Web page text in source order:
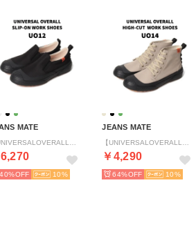
MATE
40% 10
JEANS MATE
￥4,290
64% 10